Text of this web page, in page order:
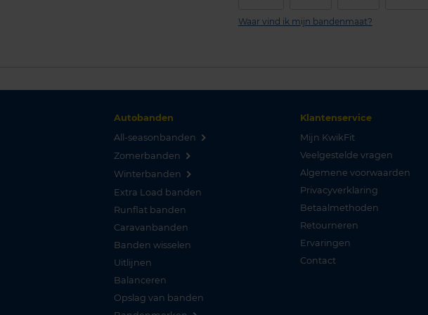
Waar vind ik mijn bandenmaat?
Autobanden
All-seasonbanden
Zomerbanden
Winterbanden
Extra Load banden
Runflat banden
Caravanbanden
Banden wisselen
Uitlijnen
Balanceren
Opslag van banden
Klantenservice
Mijn KwikFit
Veelgestelde vragen
Algemene voorwaarden
Privacyverklaring
Betaalmethoden
Retourneren
Ervaringen
Contact